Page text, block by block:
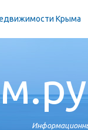
Крыма